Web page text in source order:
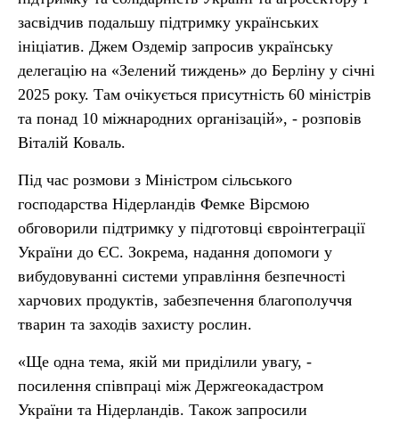
засвідчив подальшу підтримку українських
ініціатив. Джем Оздемір запросив українську
делегацію на «Зелений тиждень» до Берліну у січні
2025 року. Там очікується присутність 60 міністрів
та понад 10 міжнародних організацій», - розповів
Віталій Коваль.
Під час розмови з Міністром сільського
господарства Нідерландів Фемке Вірсмою
обговорили підтримку у підготовці євроінтеграції
України до ЄС. Зокрема, надання допомоги у
вибудовуванні системи управління безпечності
харчових продуктів, забезпечення благополуччя
тварин та заходів захисту рослин.
«Ще одна тема, якій ми приділили увагу, -
посилення співпраці між Держгеокадастром
України та Нідерландів. Також запросили